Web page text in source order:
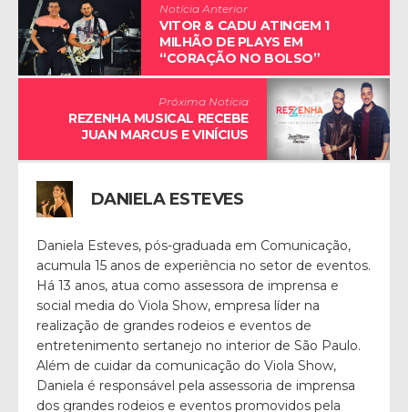
Notícia Anterior
VITOR & CADU ATINGEM 1
MILHÃO DE PLAYS EM
“CORAÇÃO NO BOLSO”
Próxima Notícia
REZENHA MUSICAL RECEBE
JUAN MARCUS E VINÍCIUS
DANIELA ESTEVES
Daniela Esteves, pós-graduada em Comunicação,
acumula 15 anos de experiência no setor de eventos.
Há 13 anos, atua como assessora de imprensa e
social media do Viola Show, empresa líder na
realização de grandes rodeios e eventos de
entretenimento sertanejo no interior de São Paulo.
Além de cuidar da comunicação do Viola Show,
Daniela é responsável pela assessoria de imprensa
dos grandes rodeios e eventos promovidos pela